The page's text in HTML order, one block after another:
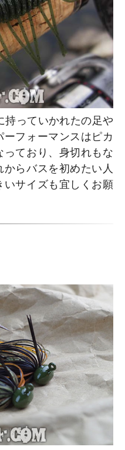
持っていかれたの足や
フォーマンスはピカ
っており、身切れもな
らバスを初めたい人
いサイズも宜しくお願